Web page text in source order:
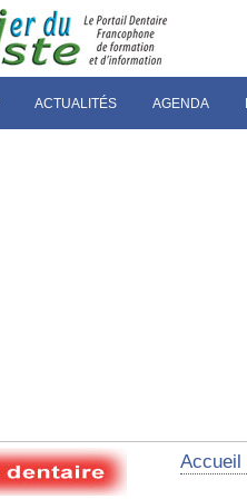
ACTUALITÉS AGENDA
Accueil